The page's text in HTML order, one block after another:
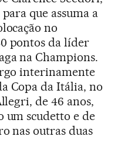
que assuma a
no
pontos da líder
na Champions.
interinamente
Copa da Itália, no
de 46 anos,
um scudetto e de
nas outras duas